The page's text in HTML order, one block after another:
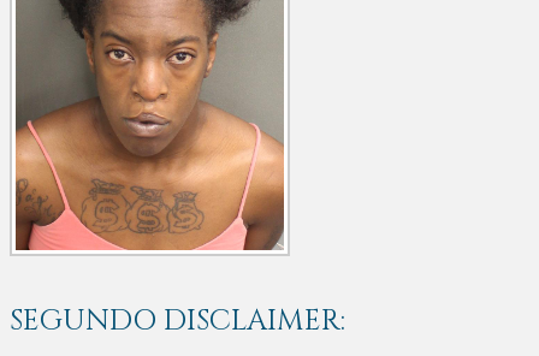
SEGUNDO DISCLAIMER: